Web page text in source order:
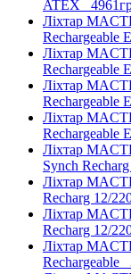
ATEX
Ліхтар
Rechargeable
Ліхтар
Rechargeable
Ліхтар
Rechargeable
Ліхтар
Rechargeable
Ліхтар
Synch
Ліхтар
Recharg 12/
Ліхтар
Recharg 12/
Ліхтар
Rechargeable